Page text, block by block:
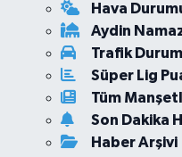
Hava
Aydin
Trafik
Süper Lig
Tüm
Son Dakika
Haber Arşivi